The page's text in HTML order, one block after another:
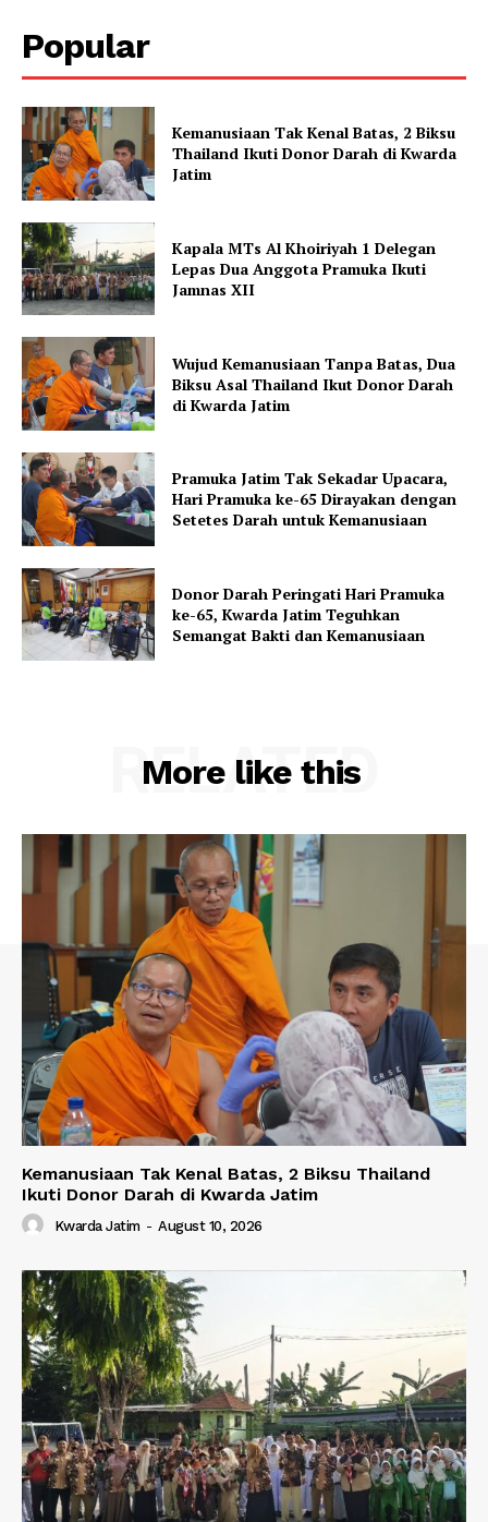
Popular
Kemanusiaan Tak Kenal Batas, 2 Biksu
Thailand Ikuti Donor Darah di Kwarda
Jatim
Kapala MTs Al Khoiriyah 1 Delegan
Lepas Dua Anggota Pramuka Ikuti
Jamnas XII
Wujud Kemanusiaan Tanpa Batas, Dua
Biksu Asal Thailand Ikut Donor Darah
di Kwarda Jatim
Pramuka Jatim Tak Sekadar Upacara,
Hari Pramuka ke-65 Dirayakan dengan
Setetes Darah untuk Kemanusiaan
Donor Darah Peringati Hari Pramuka
ke-65, Kwarda Jatim Teguhkan
Semangat Bakti dan Kemanusiaan
More like this
RELATED
Kemanusiaan Tak Kenal Batas, 2 Biksu Thailand
Ikuti Donor Darah di Kwarda Jatim
Kwarda Jatim - August 10, 2026